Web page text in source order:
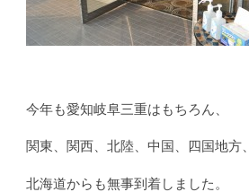
今年も愛知岐阜三重はもちろん、
関東、関西、北陸、中国、四国地方、
北海道からも無事到着しました。